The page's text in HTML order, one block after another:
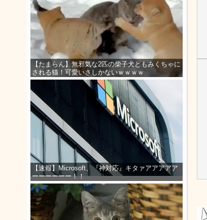
【たまらん】無邪気な2匹の柴子犬ともみくちゃに
される猫！可愛いさしかないｗｗｗｗ
【速報】Microsoft、『神対応』キタァアアアアア
ーーーーーー！！